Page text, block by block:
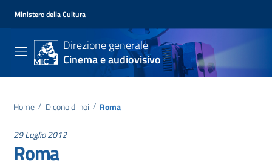
Ministero della Cultura
Direzione generale
Cinema e audiovisivo
Home / Dicono di noi / Roma
29 Luglio 2012
Roma